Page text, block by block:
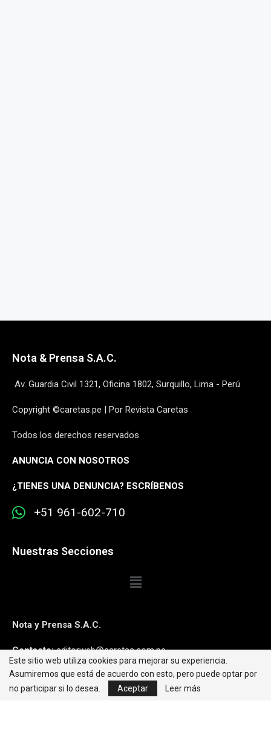
Nota & Prensa S.A.C.
Av. Guardia Civil 1321, Oficina 1802, Surquillo, Lima - Perú
Copyright ©caretas.pe | Por Revista Caretas
Todos los derechos reservados
ANUNCIA CON NOSOTROS
¿TIENES UNA DENUNCIA? ESCRÍBENOS
+51 961-602-710
Nuestras Secciones
Nota y Prensa S.A.C.
Contacto:editorweb@caretas.com.pe
Síguenos:
Este sitio web utiliza cookies para mejorar su experiencia.
Asumiremos que está de acuerdo con esto, pero puede optar por
no participar si lo desea.
Aceptar Leer más